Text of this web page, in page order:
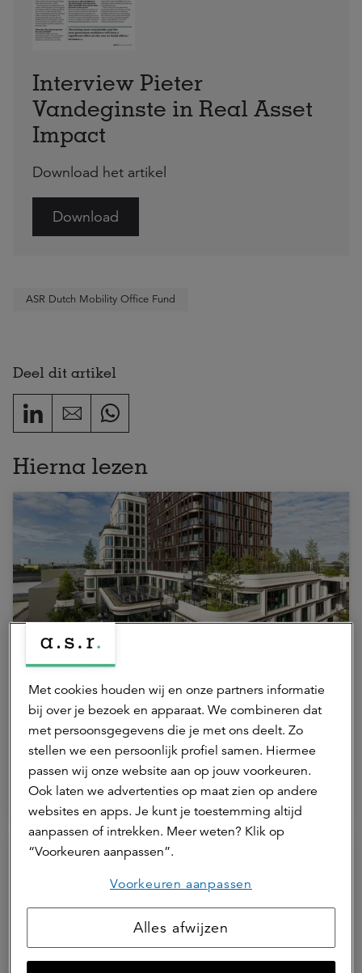
Interview Pieter
Vandeginste in Real Asset
Impact
Download het artikel
Download
ASR Dutch Mobility Office Fund
Deel dit artikel
Hierna lezen
Kantoor Wonderwoods behaalt
hoogste BREEAM-NL In-Use
certificaat; Outstanding
ASR Dutch Mobility Office Fund ESG
Met cookies houden wij en onze partners informatie
bij over je bezoek en apparaat. We combineren dat
met persoonsgegevens die je met ons deelt. Zo
stellen we een persoonlijk profiel samen. Hiermee
passen wij onze website aan op jouw voorkeuren.
Ook laten we advertenties op maat zien op andere
websites en apps. Je kunt je toestemming altijd
aanpassen of intrekken. Meer weten? Klik op
“Voorkeuren aanpassen”.
Voorkeuren aanpassen
Alles afwijzen